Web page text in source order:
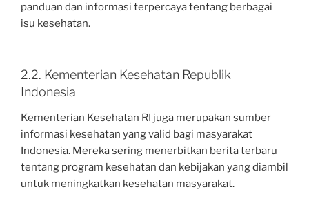
panduan dan informasi terpercaya tentang berbagai
isu kesehatan.
2.2. Kementerian Kesehatan Republik
Indonesia
Kementerian Kesehatan RI juga merupakan sumber
informasi kesehatan yang valid bagi masyarakat
Indonesia. Mereka sering menerbitkan berita terbaru
tentang program kesehatan dan kebijakan yang diambil
untuk meningkatkan kesehatan masyarakat.